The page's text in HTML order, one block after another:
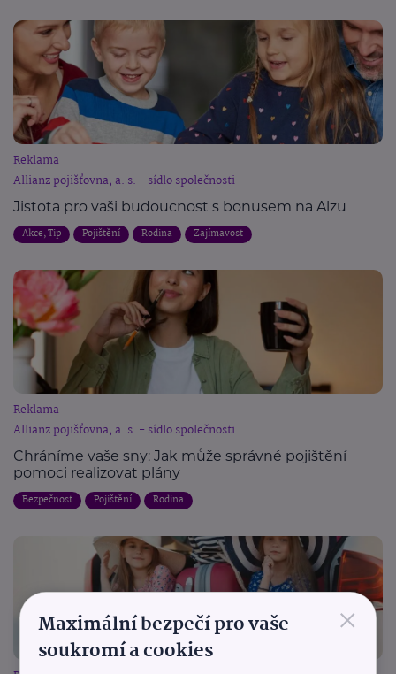
Reklama
Allianz pojišťovna, a. s. - sídlo společnosti
Jistota pro vaši budoucnost s bonusem na Alzu
Akce, Tip Pojištění Rodina Zajímavost
Reklama
Allianz pojišťovna, a. s. - sídlo společnosti
Chráníme vaše sny: Jak může správné pojištění
pomoci realizovat plány
Bezpečnost Pojištění Rodina
×
Maximální bezpečí pro vaše
soukromí a cookies